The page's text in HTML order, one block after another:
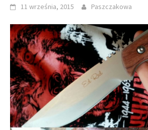
11 września, 2015 Paszczakowa